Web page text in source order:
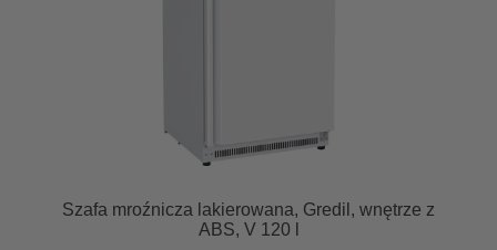
Szafa mroźnicza lakierowana, Gredil, wnętrze z
ABS, V 120 l